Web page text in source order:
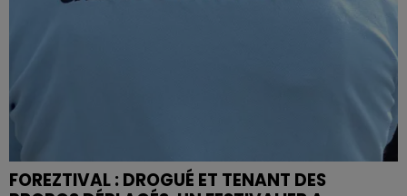
FOREZTIVAL : DROGUÉ ET TENANT DES